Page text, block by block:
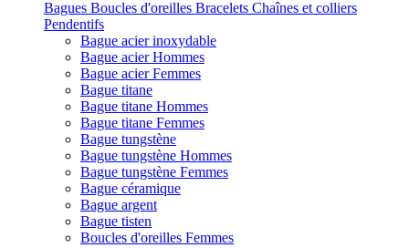
Bagues Boucles d'oreilles Bracelets Chaînes et colliers
Pendentifs
Bague acier inoxydable
Bague acier Hommes
Bague acier Femmes
Bague titane
Bague titane Hommes
Bague titane Femmes
Bague tungstène
Bague tungstène Hommes
Bague tungstène Femmes
Bague céramique
Bague argent
Bague tisten
Boucles d'oreilles Femmes